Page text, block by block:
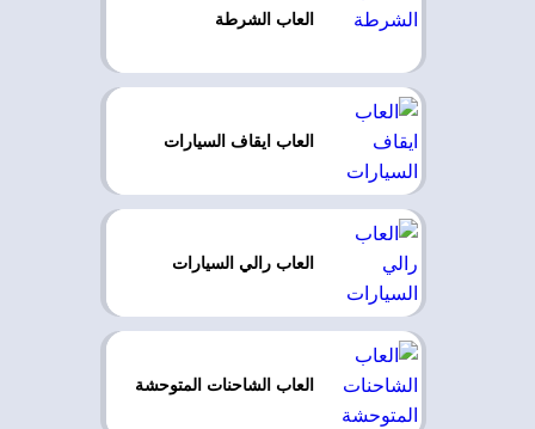
العاب الشرطة
العاب ايقاف السيارات
العاب رالي السيارات
العاب الشاحنات المتوحشة